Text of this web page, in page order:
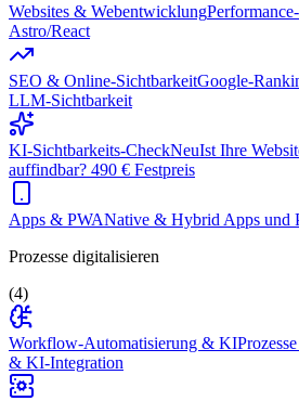
Websites & Webentwicklung
Astro/React
SEO & Online-SichtbarkeitGoogle-
LLM-Sichtbarkeit
KI-Sichtbarkeits-CheckNeuIst Ihre
auffindbar? 490 € Festpreis
Apps & PWANative & Hybrid Apps und
Prozesse digitalisieren
(4)
Workflow-Automatisierung & KI
& KI-Integration